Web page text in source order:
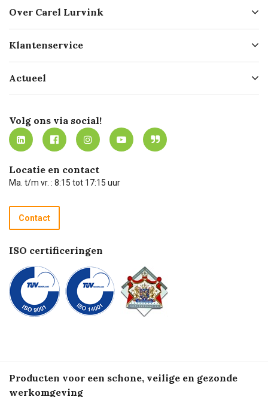
Over Carel Lurvink
Geschiedenis
Missie
Werken bij Carel Lurvink
MVO
Klantenservice
Bezorgen
Mijn Carel Lurvink
Mijn Carel Lurvink instructievideo's
Carel Lurvink App
Hulp op afstand
Technische dienst
Recycle programma
Betalen
Actueel
Innovation LAB
Tevreden klanten
Carel Lurvink Blog
Carel de podcast
Volg ons via social!
Locatie en contact
Ma. t/m vr. : 8:15 tot 17:15 uur
Contact
ISO certificeringen
Producten voor een schone, veilige en gezonde
werkomgeving